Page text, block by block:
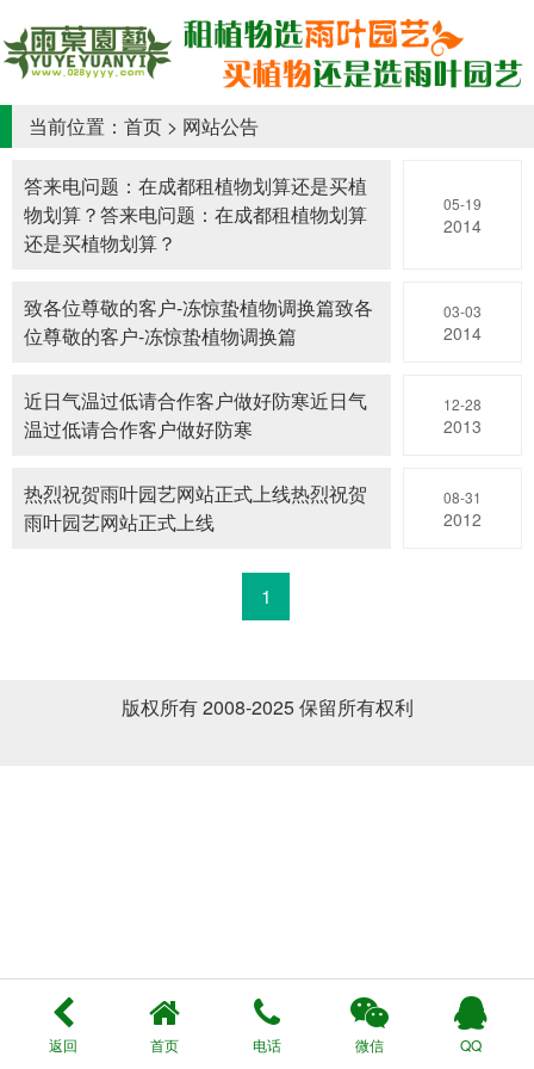
当前位置： 首页 > 网站公告
答来电问题：在成都租植物划算还是买植
物划算？答来电问题：在成都租植物划算
还是买植物划算？
05-19
2014
致各位尊敬的客户-冻惊蛰植物调换篇致各
位尊敬的客户-冻惊蛰植物调换篇
03-03
2014
近日气温过低请合作客户做好防寒近日气
温过低请合作客户做好防寒
12-28
2013
热烈祝贺雨叶园艺网站正式上线热烈祝贺
雨叶园艺网站正式上线
08-31
2012
1
版权所有 2008-2025 保留所有权利
返回 首页 电话 微信 QQ